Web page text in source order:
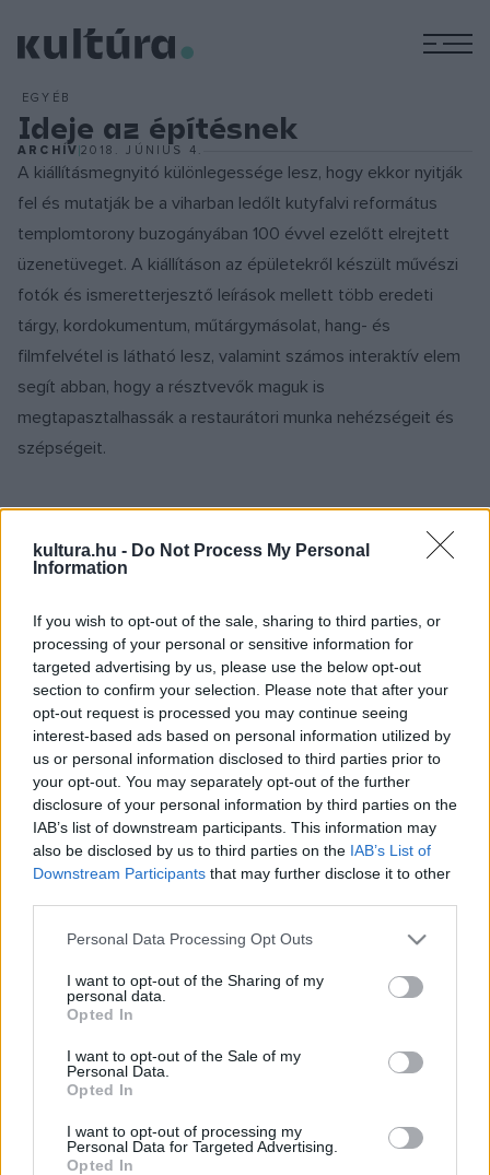
kultura.hu - Do Not Process My Personal
Information
If you wish to opt-out of the sale, sharing to third parties, or
processing of your personal or sensitive information for
targeted advertising by us, please use the below opt-out
section to confirm your selection. Please note that after your
opt-out request is processed you may continue seeing
interest-based ads based on personal information utilized by
us or personal information disclosed to third parties prior to
your opt-out. You may separately opt-out of the further
disclosure of your personal information by third parties on the
IAB’s list of downstream participants. This information may
also be disclosed by us to third parties on the IAB’s List of
Downstream Participants that may further disclose it to other
Please note that this website/app uses one or more Google
not limited to your visit or usage behaviour. You may click to
grant or deny consent to Google and its third-party tags to
use your data for below specified purposes in below Google
consent section.
Personal Data Processing Opt Outs
I want to opt-out of the Sharing of my
personal data.
Opted In
I want to opt-out of the Sale of my
Personal Data.
Opted In
I want to opt-out of processing my
Personal Data for Targeted Advertising.
Opted In
EGYÉB
Ideje az építésnek
ARCHÍV2018. JÚNIUS 4.
A kiállításmegnyitó különlegessége lesz, hogy ekkor nyitják
fel és mutatják be a viharban ledőlt kutyfalvi református
templomtorony buzogányában 100 évvel ezelőtt elrejtett
üzenetüveget. A kiállításon az épületekről készült művészi
fotók és ismeretterjesztő leírások mellett több eredeti
tárgy, kordokumentum, műtárgymásolat, hang- és
filmfelvétel is látható lesz, valamint számos interaktív elem
segít abban, hogy a résztvevők maguk is
megtapasztalhassák a restaurátori munka nehézségeit és
szépségeit.
A kiállítás június 28-áig a Magyarság Háza félemeleti Falk
örökségvédelmi ügyekért, valamint kiemelt kulturális
beruházásokért felelős helyettes államtitkárságának
Táncsics Mihály utcai épületében tekinthető meg, ősztől
pedig a Kárpát-medence magyarlakta településein lesz
látható. A tárlat kurátora Deák Ildikó művészettörténész.
A magyar kormány 2015 októberében indította el a Rómer
épített örökség feltárása, megóvása és megismertetése. A
program lebonyolítását végző Teleki László Alapítvány az
elmúlt csaknem három évben több mint száz műemlék
felújítását és restaurálási munkálatait koordinálta a
Muraköztől Erdélyen át a Felvidékig. A Rómer Flóris Terv
keretében nemcsak az épületek felkutatását és állapotuk